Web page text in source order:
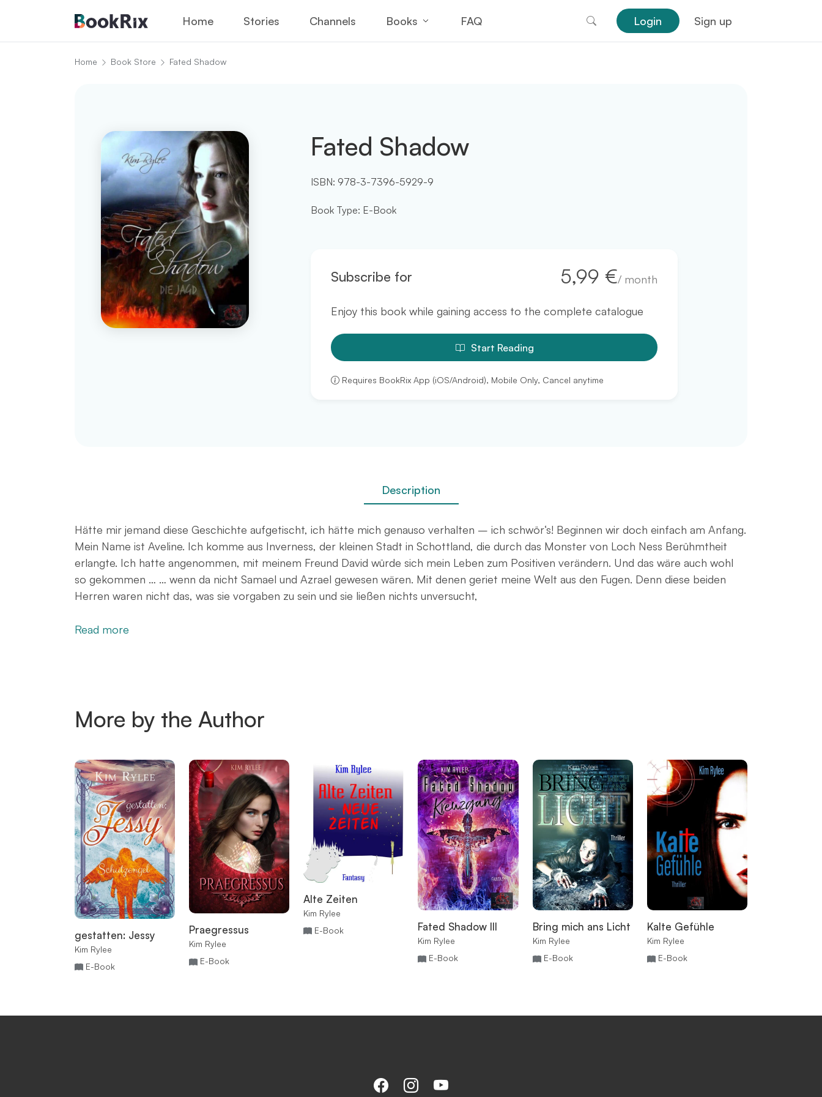
Home Stories Channels Books FAQ Login Sign up
Home Book Store Fated Shadow
Fated Shadow
ISBN: 978-3-7396-5929-9
Book Type: E-Book
Subscribe for 5,99 €/ month
Enjoy this book while gaining access to the complete catalogue
Start Reading
Requires BookRix App (iOS/Android), Mobile Only, Cancel anytime
Description
Hätte mir jemand diese Geschichte aufgetischt, ich hätte mich genauso verhalten – ich schwör‘s! Beginnen wir doch einfach am Anfang.
Mein Name ist Aveline. Ich komme aus Inverness, der kleinen Stadt in Schottland, die durch das Monster von Loch Ness Berühmtheit
erlangte. Ich hatte angenommen, mit meinem Freund David würde sich mein Leben zum Positiven verändern. Und das wäre auch wohl
so gekommen … … wenn da nicht Samael und Azrael gewesen wären. Mit denen geriet meine Welt aus den Fugen. Denn diese beiden
Herren waren nicht das, was sie vorgaben zu sein und sie ließen nichts unversucht,
Read more
More by the Author
gestatten: Jessy
Kim Rylee
E-Book
Praegressus
Kim Rylee
E-Book
Alte Zeiten
Kim Rylee
E-Book
Fated Shadow III
Kim Rylee
E-Book
Bring mich ans Licht
Kim Rylee
E-Book
Kalte Gefühle
Kim Rylee
E-Book